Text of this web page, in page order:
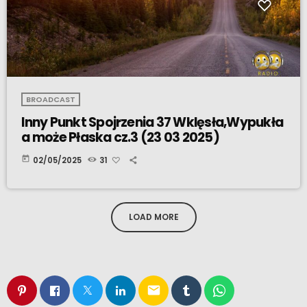
BROADCAST
Inny Punkt Spojrzenia 37 Wklęsła,Wypukła
a może Płaska cz.3 (23 03 2025)
today 02/05/2025 31
LOAD MORE
email